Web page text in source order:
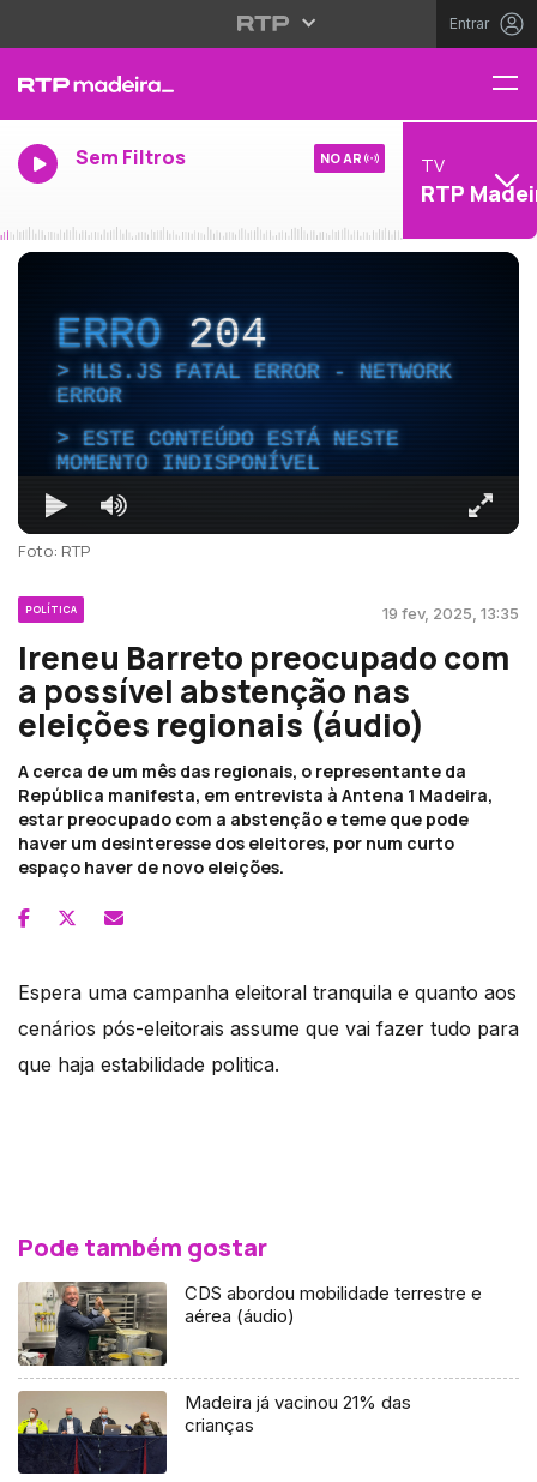
Entrar
Sem Filtros NO AR TV
RTP
ERRO204
HLS.JS FATAL ERROR - NETWORK
ERROR
ESTE CONTEÚDO ESTÁ NESTE
MOMENTO INDISPONÍVEL
Foto: RTP
POLÍTICA 19 fev, 2025, 13:35
Ireneu Barreto preocupado com
a possível abstenção nas
eleições regionais (áudio)
A cerca de um mês das regionais, o representante da
República manifesta, em entrevista à Antena 1 Madeira,
estar preocupado com a abstenção e teme que pode
haver um desinteresse dos eleitores, por num curto
espaço haver de novo eleições.
Espera uma campanha eleitoral tranquila e quanto aos
cenários pós-eleitorais assume que vai fazer tudo para
que haja estabilidade politica.
Pode também gostar
CDS abordou mobilidade terrestre e
aérea (áudio)
Madeira já vacinou 21% das
crianças